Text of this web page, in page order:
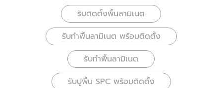
รับติดตั้งพื้นลามิเนต
รับทำพื้นลามิเนต พร้อมติดตั้ง
รับทำพื้นลามิเนต
รับปูพื้น SPC พร้อมติดตั้ง